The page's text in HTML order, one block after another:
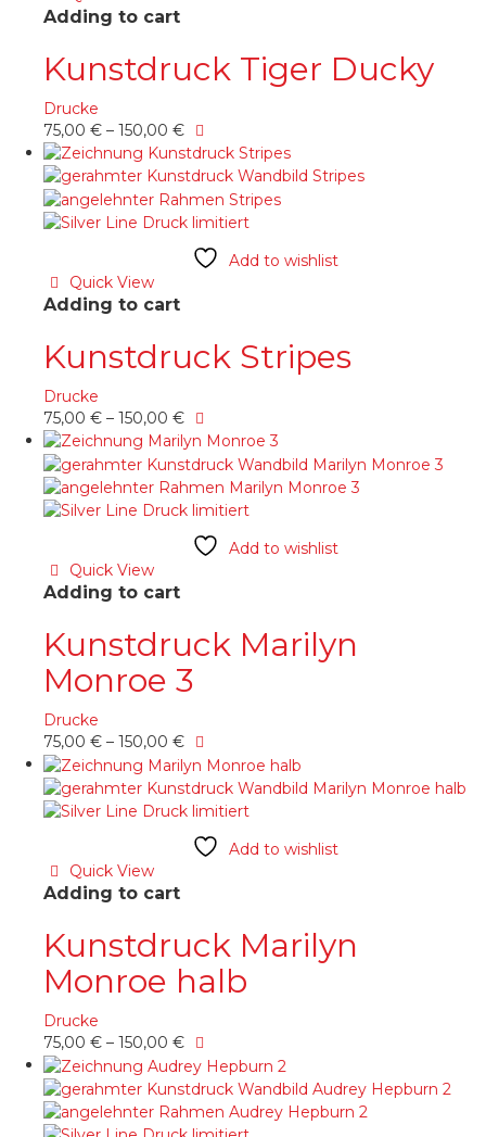
der
Produktseite
Adding to cart
Kunstdruck Tiger Ducky
Drucke
75,00 € – 150,00 €
Produkt
weist
mehrere
Varianten
Die
der
Produktseite
Add to wishlist
Quick View
Adding to cart
Kunstdruck Stripes
Drucke
75,00 € – 150,00 €
Produkt
weist
mehrere
Varianten
Die
der
Produktseite
Add to wishlist
Quick View
Adding to cart
Kunstdruck Marilyn
Monroe 3
Drucke
75,00 € – 150,00 €
Produkt
weist
mehrere
auf.
auf
der
Produktseite
Add to wishlist
Quick View
Adding to cart
Kunstdruck Marilyn
Monroe halb
Drucke
75,00 € – 150,00 €
Produkt
weist
mehrere
Varianten